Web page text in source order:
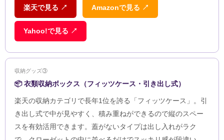
楽天で見る ↗ Amazonで見る ↗
Yahoo!で見る ↗
収納グッズ③
📦 衣類収納ボックス（フィッツケース・引き出し式）
楽天の収納カテゴリで長年1位を誇る「フィッツケース」。引
き出し式で中が見やすく、積み重ねができるので縦のスペー
スを有効活用できます。蓋がないタイプは出し入れがラク